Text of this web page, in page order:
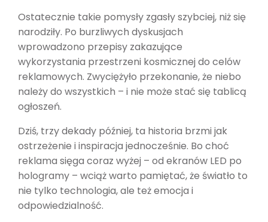
Ostatecznie takie pomysły zgasły szybciej, niż się
narodziły. Po burzliwych dyskusjach
wprowadzono przepisy zakazujące
wykorzystania przestrzeni kosmicznej do celów
reklamowych. Zwyciężyło przekonanie, że niebo
należy do wszystkich – i nie może stać się tablicą
ogłoszeń.
Dziś, trzy dekady później, ta historia brzmi jak
ostrzeżenie i inspiracja jednocześnie. Bo choć
reklama sięga coraz wyżej – od ekranów LED po
hologramy – wciąż warto pamiętać, że światło to
nie tylko technologia, ale też emocja i
odpowiedzialność.